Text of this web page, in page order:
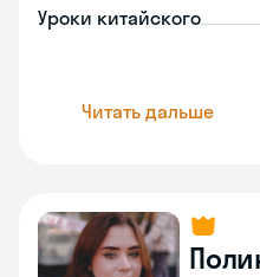
Уроки китайского
Читать дальше